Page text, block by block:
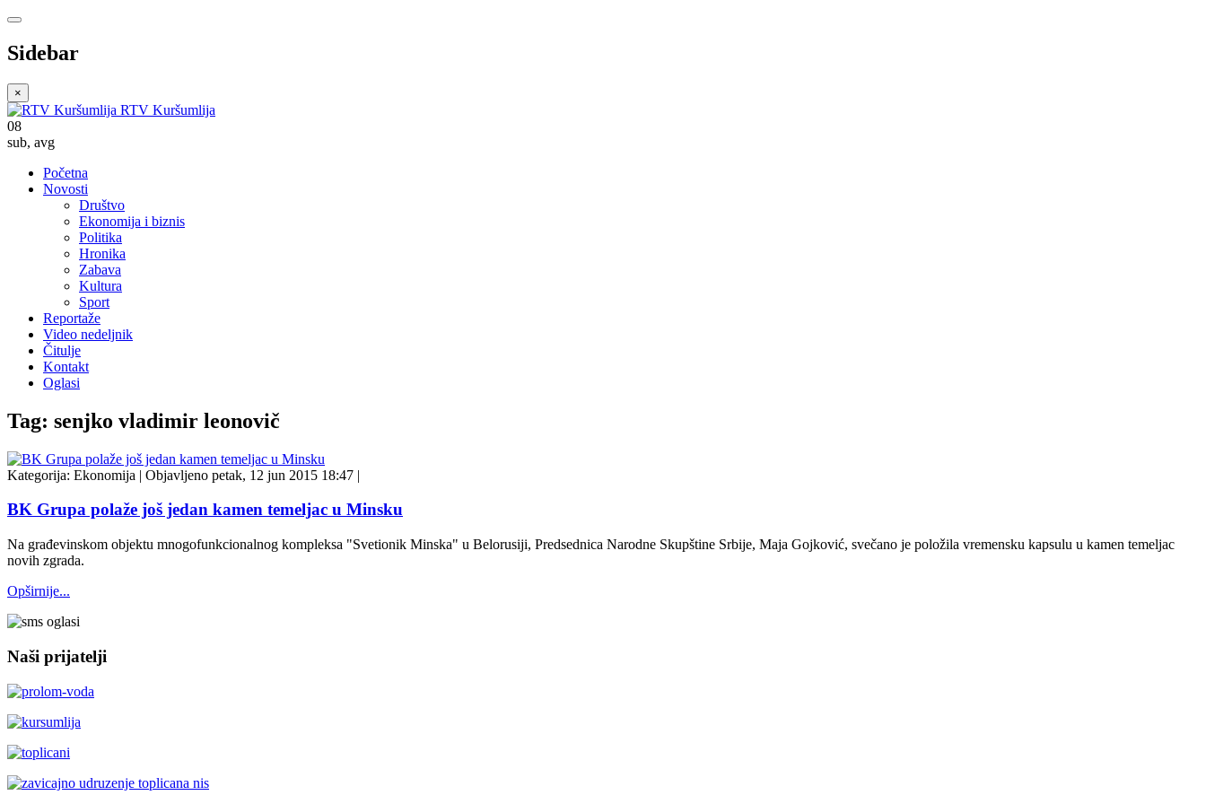
Sidebar
×
RTV Kuršumlija
08
sub, avg
Početna
Novosti
Društvo
Ekonomija i biznis
Politika
Hronika
Zabava
Kultura
Sport
Reportaže
Video nedeljnik
Čitulje
Kontakt
Oglasi
Tag: senjko vladimir leonovič
Kategorija: Ekonomija | Objavljeno petak, 12 jun 2015 18:47 |
BK Grupa polaže još jedan kamen temeljac u Minsku
Na građevinskom objektu mnogofunkcionalnog kompleksa "Svetionik Minska" u Belorusiji, Predsednica Narodne Skupštine Srbije, Maja Gojković, svečano je položila vremensku kapsulu u kamen temeljac
novih zgrada.
Opširnije...
Naši prijatelji